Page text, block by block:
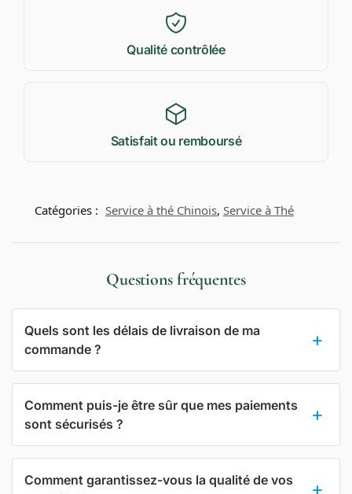
Qualité contrôlée
Satisfait ou remboursé
Catégories : Service à thé Chinois, Service à Thé
Questions fréquentes
Quels sont les délais de livraison de ma
commande ?
Comment puis-je être sûr que mes paiements
sont sécurisés ?
Comment garantissez-vous la qualité de vos